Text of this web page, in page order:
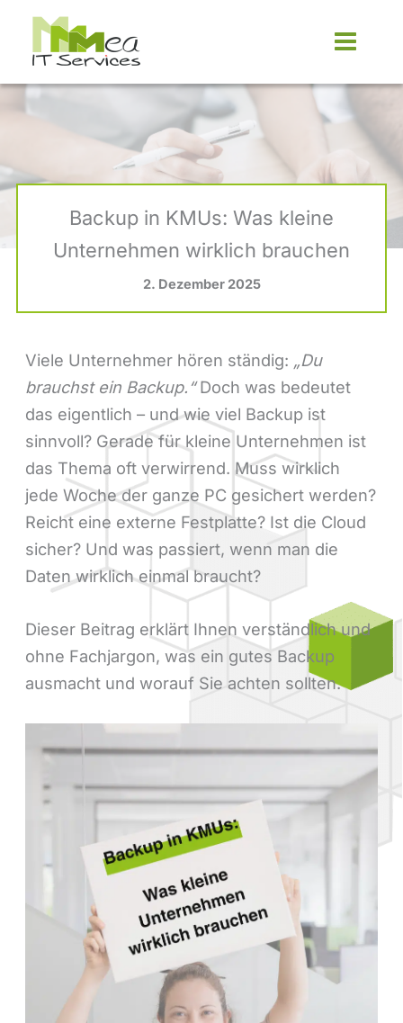
Zum
springen
Backup in KMUs: Was kleine
Unternehmen wirklich brauchen
2. Dezember 2025
Viele Unternehmer hören ständig: „Du
brauchst ein Backup.“Doch was bedeutet
das eigentlich – und wie viel Backup ist
sinnvoll? Gerade für kleine Unternehmen ist
das Thema oft verwirrend. Muss wirklich
jede Woche der ganze PC gesichert werden?
Reicht eine externe Festplatte? Ist die Cloud
sicher? Und was passiert, wenn man die
Daten wirklich einmal braucht?
Dieser Beitrag erklärt Ihnen verständlich und
ohne Fachjargon, was ein gutes Backup
ausmacht und worauf Sie achten sollten.